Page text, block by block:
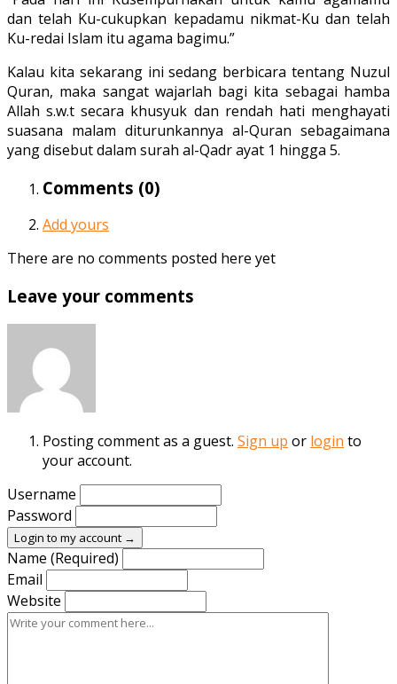
dan telah Ku-cukupkan kepadamu nikmat-Ku dan telah
Ku-redai Islam itu agama bagimu.”
Kalau kita sekarang ini sedang berbicara tentang Nuzul
Quran, maka sangat wajarlah bagi kita sebagai hamba
Allah s.w.t secara khusyuk dan rendah hati menghayati
suasana malam diturunkannya al-Quran sebagaimana
yang disebut dalam surah al-Qadr ayat 1 hingga 5.
Comments (0)
Add yours
There are no comments posted here yet
Leave your comments
Posting comment as a guest. Sign up or login to
your account.
Username
Password
Login to my account →
Name (Required)
Email
Website